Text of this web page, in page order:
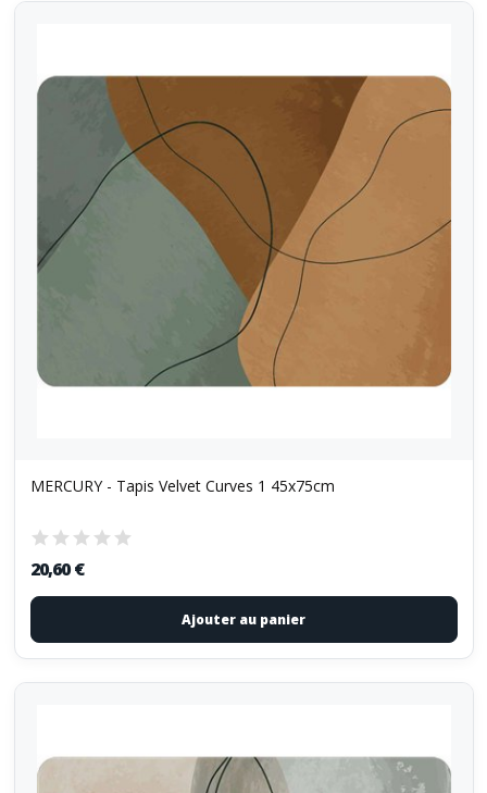
MERCURY - Tapis Velvet Curves 1 45x75cm
20,60 €
Ajouter au panier